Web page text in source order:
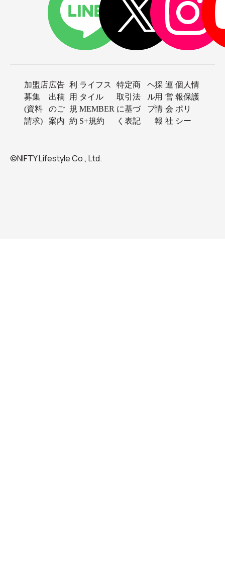
加盟店
募集
(資料
請求)
広告
出稿
のご
案内
利
用
規
約
ライフス
タイル
MEMBER
S+規約
特定商
取引法
に基づ
く表記
ヘ
ル
プ
採
用
情
報
運
営
会
社
個人情
報保護
ポリ
シー
©NIFTY Lifestyle Co., Ltd.